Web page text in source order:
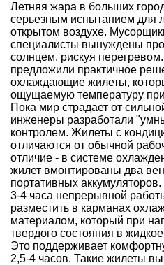
Летняя жара в больших
серьезным испытанием для
открытом воздухе.
специалисты вынуждены
солнцем, рискуя
предложили практичное
охлаждающие жилеты,
ощущаемую температуру
Пока мир страдает от
инженеры разработали
контролем. Жилеты с
отличаются от обычной
отличие - в системе
жилет вмонтированы два
портативных
3-4 часа непрерывной
разместить в карманах
материалом, который при
твердого состояния в
Это поддерживает
2,5-4 часов. Такие жилеты